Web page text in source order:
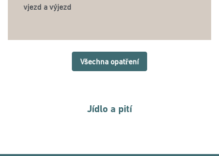
vjezd a výjezd
Všechna opatření
Jídlo a pití